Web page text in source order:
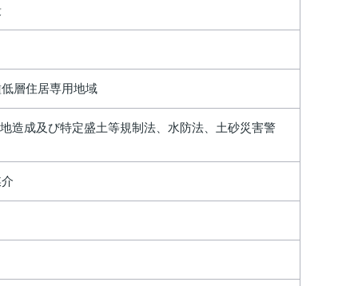
層住居専用地域
造成及び特定盛土等規制法、水防法、土砂災害警